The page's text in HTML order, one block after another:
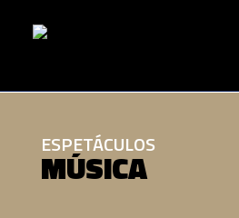
ESPETÁCULOS
MÚSICA